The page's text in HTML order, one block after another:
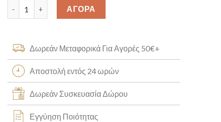
Σταυρός Χειροποίητος Κ14 [31cr0184] quantity
ΑΓΟΡΑ
Δωρεάν Μεταφορικά Για Αγορές 50€+
Αποστολή εντός 24 ωρών
Δωρεάν Συσκευασία Δώρου
Εγγύηση Ποιότητας